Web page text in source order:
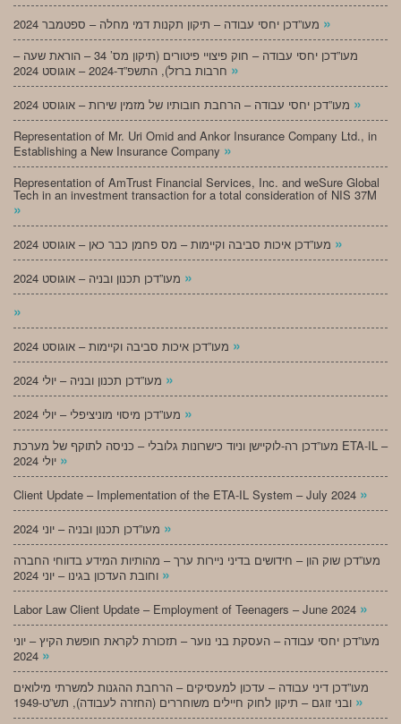
»
מעו”דכן יחסי עבודה – חוק פיצויי פיטורים (תיקון מס’ 34 – הוראת שעה –
»
»
Representation of Mr. Uri Omid and Ankor Insurance Company Ltd., in
Establishing a New Insurance Company »
Representation of AmTrust Financial Services, Inc. and weSure Global
Tech in an investment transaction for a total consideration of NIS 37M
»
»
»
»
»
»
»
מעו”דכן רה-לוקיישן וניוד כישרונות גלובלי – כניסה לתוקף של מערכת ETA-IL –
»
Client Update – Implementation of the ETA-IL System – July 2024 »
»
מעו”דכן שוק הון – חידושים בדיני ניירות ערך – מהותיות המידע בדווחי החברה
»
Labor Law Client Update – Employment of Teenagers – June 2024 »
מעו”דכן יחסי עבודה – העסקת בני נוער – תזכורת לקראת חופשת הקיץ – יוני
»
מעו”דכן דיני עבודה – עדכון למעסיקים – הרחבת ההגנות למשרתי מילואים
»